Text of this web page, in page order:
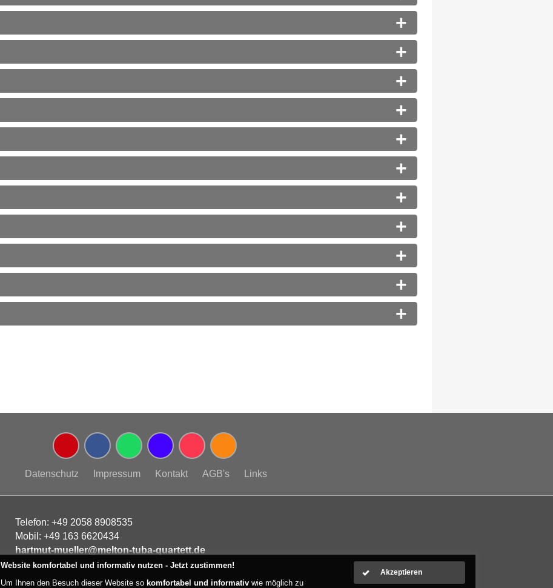
Datenschutz Impressum Kontakt AGB's Links
Telefon: +49 2058 8908535
Mobil : +49 163 6620434
hartmut-mueller@melton-tuba-quartett.de
Website komfortabel und informativ nutzen - Jetzt zustimmen!
Um Ihnen den Besuch dieser Website so komfortabel und informativ wie möglich zu